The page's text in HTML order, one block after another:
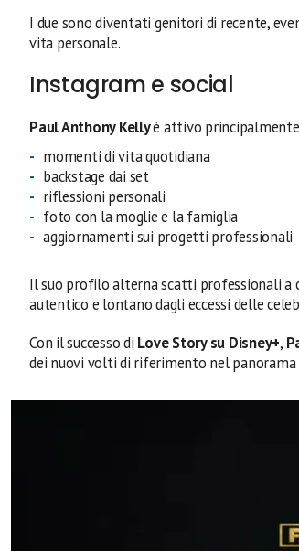
I due sono diventati genitori di recente,
vita personale.
Instagram e social
Paul Anthony Kellyè attivo
momenti di vita quotidiana
backstage dai set
riflessioni personali
foto con la moglie e la famiglia
aggiornamenti sui progetti professionali
Il suo profilo alterna scatti professionali a
autentico e lontano dagli eccessi delle
Con il successo di Love Story su Disney+,
dei nuovi volti di riferimento nel